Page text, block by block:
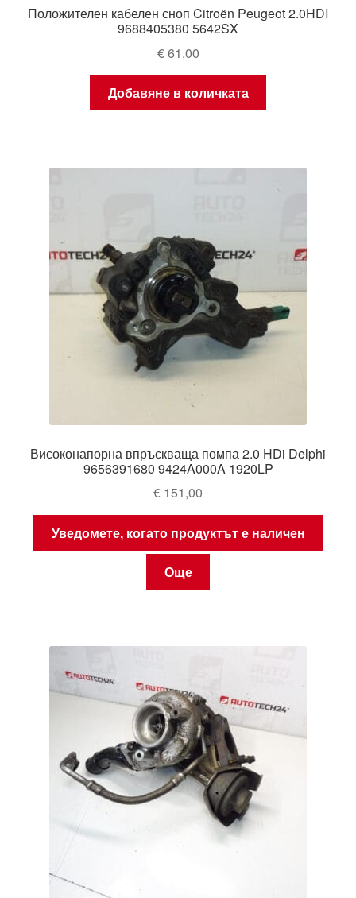
Положителен кабелен сноп Citroën Peugeot 2.0HDI
9688405380 5642SX
€61,00
Добавяне в количката
Високонапорна впръскваща помпа 2.0 HDi Delphi
9656391680 9424A000A 1920LP
€ 151,00
Уведомете, когато продуктът е наличен
Още